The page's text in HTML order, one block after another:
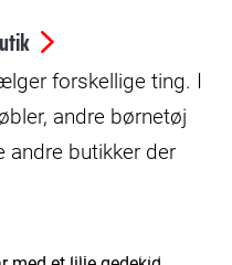
forskellige ting. I
andre børnetøj
andre butikker der
© Bax Lindhardt